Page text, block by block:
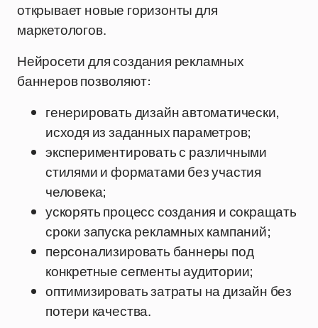
открывает новые горизонты для
маркетологов.
Нейросети для создания рекламных
баннеров позволяют:
генерировать дизайн автоматически,
исходя из заданных параметров;
экспериментировать с различными
стилями и форматами без участия
человека;
ускорять процесс создания и сокращать
сроки запуска рекламных кампаний;
персонализировать баннеры под
конкретные сегменты аудитории;
оптимизировать затраты на дизайн без
потери качества.